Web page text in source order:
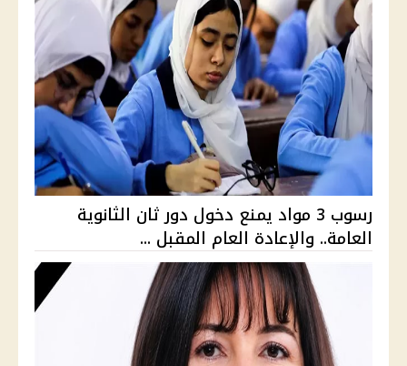
رسوب 3 مواد يمنع دخول دور ثان الثانوية
العامة.. والإعادة العام المقبل ...